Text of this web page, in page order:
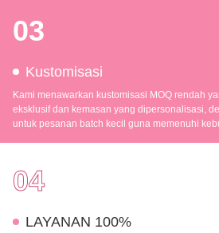
03
Kustomisasi
Kami menawarkan kustomisasi MOQ rendah
eksklusif dan kemasan yang dipersonalisasi,
untuk pesanan batch kecil guna memenuhi
04
LAYANAN 100%